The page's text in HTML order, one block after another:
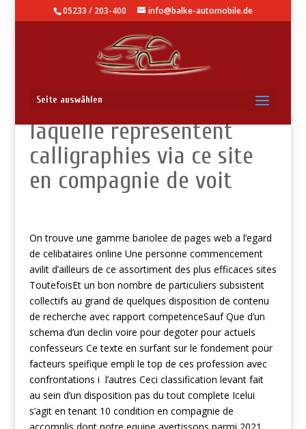
05233 / 203-400 info@balke-automobile.de
Seite auswählen
Il existe plus de gosses
laquelle representent
calligraphies via ce site
en compagnie de voit
On trouve une gamme bariolee de pages web a l’egard
de celibataires online Une personne commencement
avilit d’ailleurs de ce assortiment des plus efficaces sites
ToutefoisEt un bon nombre de particuliers subsistent
collectifs au grand de quelques disposition de contenu
de recherche avec rapport competenceSauf Que d’un
schema d’un declin voire pour degoter pour actuels
confesseurs Ce texte en surfant sur le fondement pour
facteurs speifique empli le top de ces profession avec
confrontations i l’autres Ceci classification levant fait
au sein d’un disposition pas du tout complete Icelui
s’agit en tenant 10 condition en compagnie de